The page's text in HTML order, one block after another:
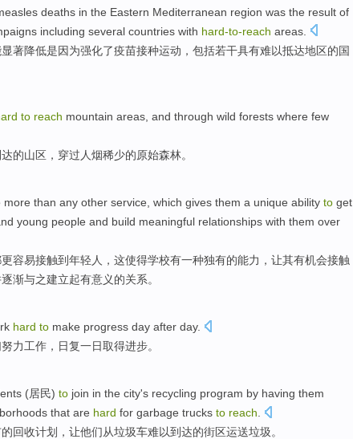
deaths in the Eastern Mediterranean region was the result of
including several countries with hard-to-reach areas
显著降低是因为强化了疫苗接种运动 ， 包括若干具有难以抵达地区的国
to reach mountain areas, and through wild forests where few
的山区 ， 穿过人烟稀少的原始森林。
more than any other service which gives them a unique ability to get
young people and build meaningful relationships with them over
更容易接触到年轻人 ， 这使得学校有一种独有的能力 ，让其有机会接触
逐渐与之建立起有意义的关系。
hard to make progress day after day.
力工作，日复一日取得进步。
(居民) to join in the city's recycling program by having them
that are hard for garbage trucks to reach
回收计划，让他们从垃圾车难以到达的街区运送垃圾。